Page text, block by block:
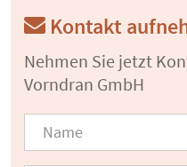
Kontakt
Nehmen Sie jetzt
Vorndran GmbH